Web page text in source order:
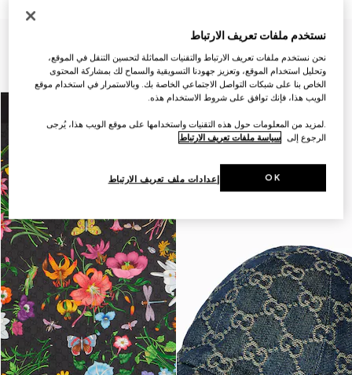
نستخدم ملفات تعريف الارتباط
نحن نستخدم ملفات تعريف الارتباط والتقنيات المماثلة لتحسين التنقل في الموقع،
وتحليل استخدام الموقع، وتعزيز جهودنا التسويقية والسماح لك بمشاركة المحتوى
الخاص بنا على شبكات التواصل الاجتماعي الخاصة بك. وبالاستمرار في استخدام موقع
الويب هذا، فإنك توافق على شروط الاستخدام هذه.
.لمزيد من المعلومات حول هذه التقنيات واستخدامها على موقع الويب هذا، يُرجى
الرجوع إلى سياسة ملفات تعريف الارتباط
إعدادات ملف تعريف الارتباط OK